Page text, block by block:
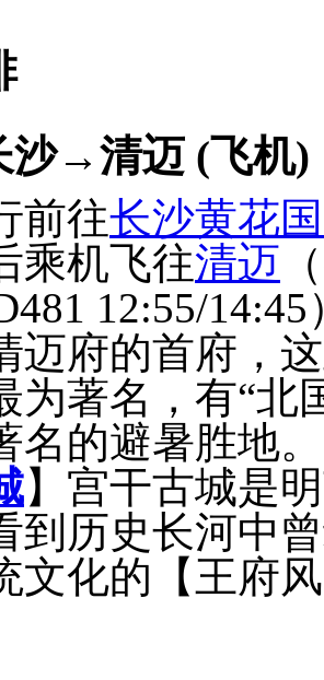
沙→清迈 (飞机)
前往长沙黄花
乘机飞往清迈
12:55/
迈府的首府，
为著名，有“北
名的避暑胜地
】宫干古城是
到历史长河中
文化的【王府